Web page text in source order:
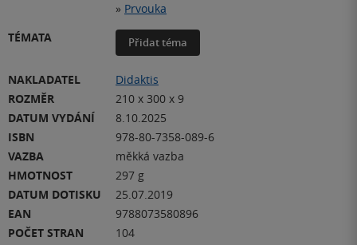
» Prvouka
TÉMATA
Přidat téma
NAKLADATEL
Didaktis
ROZMĚR
210 x 300 x 9
DATUM VYDÁNÍ
8.10.2025
ISBN
978-80-7358-089-6
VAZBA
měkká vazba
HMOTNOST
297 g
DATUM DOTISKU
25.07.2019
EAN
9788073580896
POČET STRAN
104